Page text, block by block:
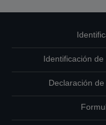
Identificación
Declaración